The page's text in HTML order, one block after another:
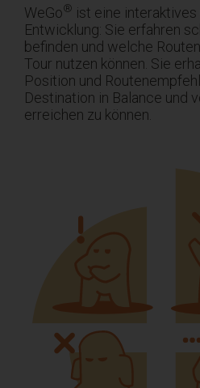
WeGo® ist eine
Entwicklung: Sie erfahren
befinden und welche
Tour nutzen können. Sie
Position und
Destination in Balance und
erreichen zu können.